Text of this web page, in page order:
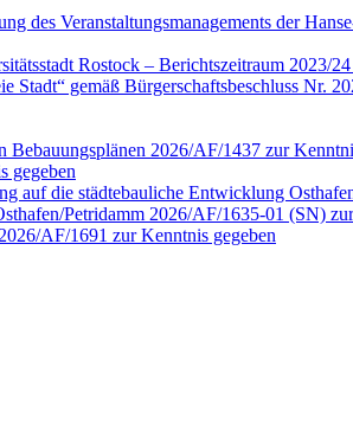
des Veranstaltungsmanagements der
Rostock – Berichtszeitraum 2023/
Stadt“ gemäß Bürgerschaftsbeschluss
2026/AF/1437 zur
gegeben
die städtebauliche Entwicklung
Petridamm 2026/AF/1635-01 (SN)
AF/1691 zur Kenntnis gegeben